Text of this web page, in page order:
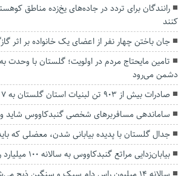
رانندگان برای تردد در جاده‌های یخ‌زده مناطق
کنند
جان باختن چهار نفر از اعضای یک خانواده بر اثر
تامین مایحتاج مردم در اولویت؛ گلستان با وحدت
دشمن می‌رود
صادرات بیش از ۹۰۳ تن لبنیات استان گلستان به ۷ کشور
ساماندهی مسافربرهای شخصی گنبدکاووس شاید
جدال گلستان با پدیده بیابانی‌ شدن، معضلی که
بیابان‌زدایی مراتع گنبدکاووس به سالانه ۱۰۰ میلیارد ریال اعتبار نیاز دارد.